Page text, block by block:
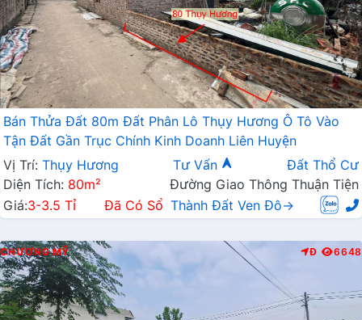
Bán Thửa Đất 80m Đất Phân Lô Thụy Hương Ô Tô Vào
Tận Đất Gần Trục Chính Kinh Doanh Liên Huyện
Vị Trí: Thụy Hương Tư Vấn
Đất Thổ Cư
Diện Tích: 80m²
Đường Giao Thông Thuận Tiện
Giá:3-3.5 Tỉ Đã Có Sổ Thành Đất Ven Đô→
CHƯƠNG MỸ Đ 6648